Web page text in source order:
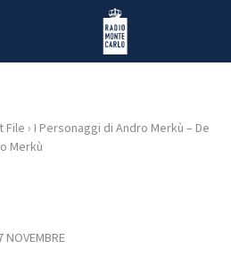
Radio Monte Carlo
File › I Personaggi di Andro Merkù – De
Merkù
NOVEMBRE